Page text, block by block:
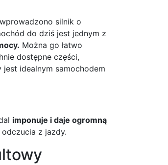
silnik o
do dziś jest jednym z
Można go łatwo
dostępne części,
idealnym samochodem
imponuje i daje ogromną
z jazdy.